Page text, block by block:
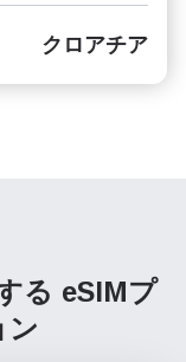
クロアチア
る eSIMプ
ン